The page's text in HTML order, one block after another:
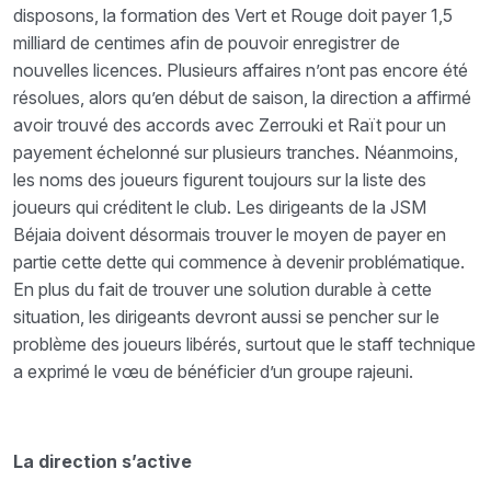
disposons, la formation des Vert et Rouge doit payer 1,5
milliard de centimes afin de pouvoir enregistrer de
nouvelles licences. Plusieurs affaires n’ont pas encore été
résolues, alors qu’en début de saison, la direction a affirmé
avoir trouvé des accords avec Zerrouki et Raït pour un
payement échelonné sur plusieurs tranches. Néanmoins,
les noms des joueurs figurent toujours sur la liste des
joueurs qui créditent le club. Les dirigeants de la JSM
Béjaia doivent désormais trouver le moyen de payer en
partie cette dette qui commence à devenir problématique.
En plus du fait de trouver une solution durable à cette
situation, les dirigeants devront aussi se pencher sur le
problème des joueurs libérés, surtout que le staff technique
a exprimé le vœu de bénéficier d’un groupe rajeuni.
La direction s’active